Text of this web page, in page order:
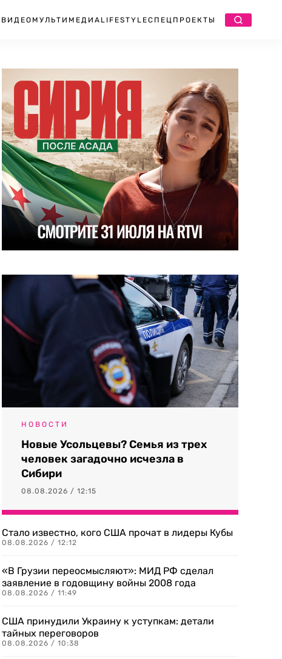
ВИДЕО МУЛЬТИМЕДИА LIFESTYLEСПЕЦПРОЕКТЫ
НОВОСТИ
Новые Усольцевы? Семья из трех
человек загадочно исчезла в
Сибири
08.08.2026 / 12:15
Стало известно, кого США прочат в лидеры Кубы
08.08.2026 / 12:12
«В Грузии переосмысляют»: МИД РФ сделал
заявление в годовщину войны 2008 года
08.08.2026 / 11:49
США принудили Украину к уступкам: детали
тайных переговоров
08.08.2026 / 10:38